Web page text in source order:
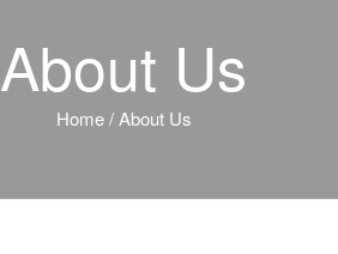
About Us
Home/ About Us